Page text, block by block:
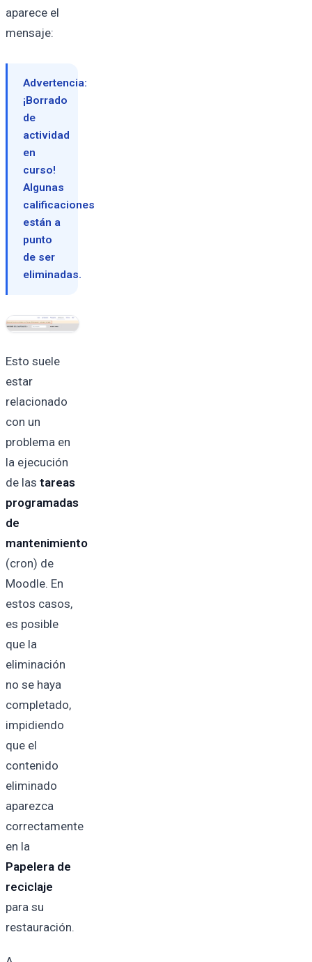
aparece el
mensaje:
Advertencia:
¡Borrado
de
actividad
en
curso!
Algunas
calificaciones
están a
punto
de ser
eliminadas.
Esto suele
estar
relacionado
con un
problema en
la ejecución
de las tareas
programadas
de
mantenimiento
(cron) de
Moodle. En
estos casos,
es posible
que la
eliminación
no se haya
completado,
impidiendo
que el
contenido
eliminado
aparezca
correctamente
en la
Papelera de
reciclaje
para su
restauración.